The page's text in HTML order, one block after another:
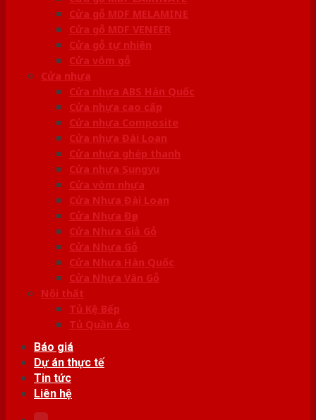
Cửa gỗ MDF MELAMINE
Cửa gỗ MDF VENEER
Cửa gỗ tự nhiên
Cửa vòm gỗ
Cửa nhựa
Cửa nhựa ABS Hàn Quốc
Cửa nhựa cao cấp
Cửa nhựa Composite
Cửa nhựa Đài Loan
Cửa nhựa ghép thanh
Cửa nhựa Sungyu
Cửa vòm nhựa
Cửa Nhựa Đài Loan
Cửa Nhựa Đẹp
Cửa Nhựa Giả Gỗ
Cửa Nhựa Gỗ
Cửa Nhựa Hàn Quốc
Cửa Nhựa Vân Gỗ
Nội thất
Tủ Kệ Bếp
Tủ Quần Áo
Báo giá
Dự án thực tế
Tin tức
Liên hệ